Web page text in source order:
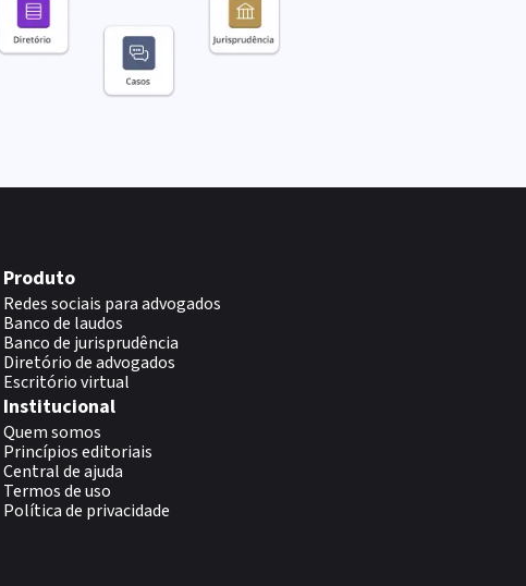
Produto
Redes sociais para advogados
Banco de laudos
Banco de jurisprudência
Diretório de advogados
Escritório virtual
Institucional
Quem somos
Princípios editoriais
Central de ajuda
Termos de uso
Política de privacidade